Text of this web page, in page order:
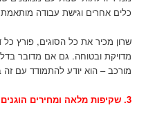
כלים אחרים וגישת עבודה
שרון מכיר את כל הסוגים, פורץ כל
מדויקת ובטוחה. גם אם מדובר
מורכב – הוא יודע להתמודד עם זה
3. שקיפות מלאה ומחירים הוגנים